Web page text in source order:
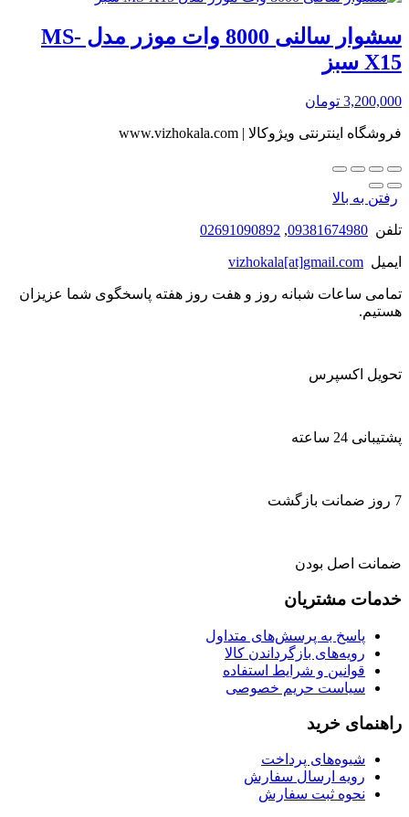
سشوار سالنی 8000 وات موزر مدل MS-
X15 سبز
3,200,000 تومان
فروشگاه اینترنتی ویژوکالا | www.vizhokala.com
رفتن به بالا
تلفن 09381674980
,
02691090892
ایمیل vizhokala[at]gmail.com
تمامی ساعات شبانه روز و هفت روز هفته پاسخگوی شما عزیزان
هستیم.
تحویل اکسپرس
پشتیبانی 24 ساعته
7 روز ضمانت بازگشت
ضمانت اصل بودن
خدمات مشتریان
پاسخ به پرسش‌های متداول
رویه‌های بازگرداندن کالا
قوانین و شرایط استفاده
سیاست حریم خصوصی
راهنمای خرید
شیوه‌های پرداخت
رویه ارسال سفارش
نحوه ثبت سفارش